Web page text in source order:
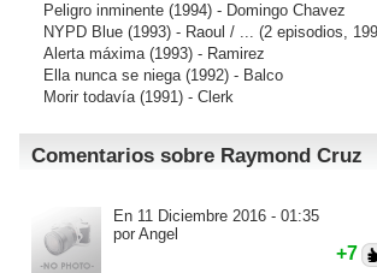
Peligro inminente (1994) - Domingo Chavez
NYPD Blue (1993) - Raoul / ... (2 episodios,
Alerta máxima(1993) - Ramirez
Ella nunca se niega(1992) - Balco
Morir todavía(1991) - Clerk
Comentarios sobre Raymond Cruz
En 11 Diciembre 2016 - 01:35
por Angel
+7